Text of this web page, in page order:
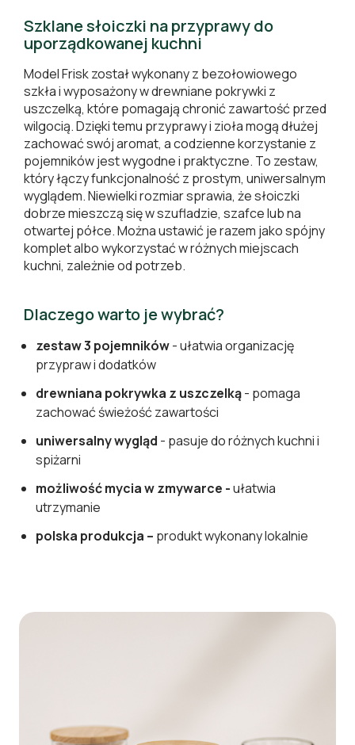
Szklane słoiczki na przyprawy do
uporządkowanej kuchni
Model Frisk został wykonany z bezołowiowego
szkła i wyposażony w drewniane pokrywki z
uszczelką, które pomagają chronić zawartość przed
wilgocią. Dzięki temu przyprawy i zioła mogą dłużej
zachować swój aromat, a codzienne korzystanie z
pojemników jest wygodne i praktyczne. To zestaw,
który łączy funkcjonalność z prostym, uniwersalnym
wyglądem. Niewielki rozmiar sprawia, że słoiczki
dobrze mieszczą się w szufladzie, szafce lub na
otwartej półce. Można ustawić je razem jako spójny
komplet albo wykorzystać w różnych miejscach
kuchni, zależnie od potrzeb.
Dlaczego warto je wybrać?
zestaw 3 pojemników- ułatwia organizację
przypraw i dodatków
drewniana pokrywka z uszczelką- pomaga
zachować świeżość zawartości
uniwersalny wygląd - pasuje do różnych kuchni i
spiżarni
możliwość mycia w zmywarce -ułatwia
utrzymanie
polska produkcja – produkt wykonany lokalnie